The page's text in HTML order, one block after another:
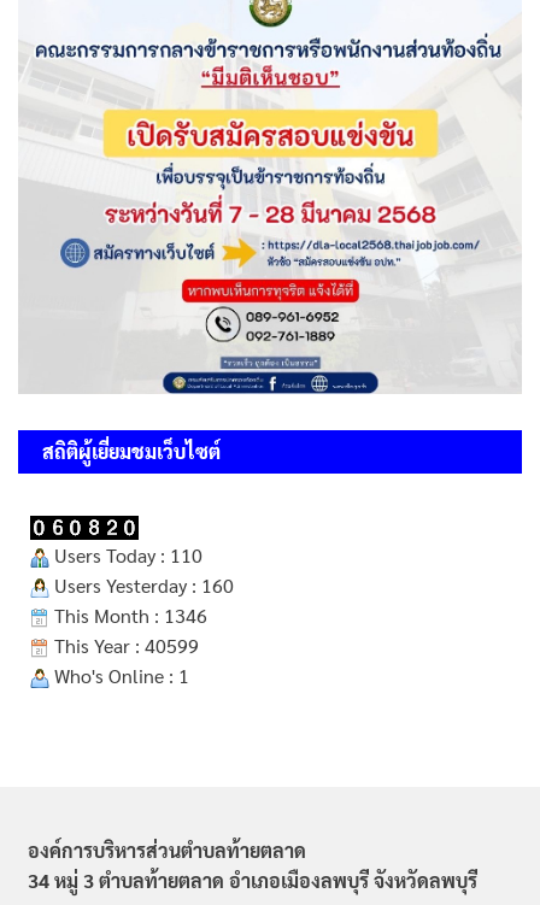
สถิติผู้เยี่ยมชมเว็บไซต์
Users Today : 110
Users Yesterday : 160
This Month : 1346
This Year : 40599
Who's Online : 1
องค์การบริหารส่วนตำบลท้ายตลาด
34 หมู่ 3 ตำบลท้ายตลาด อำเภอเมืองลพบุรี จังหวัดลพบุรี